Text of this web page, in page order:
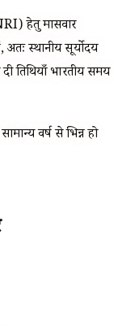
हेतु मासवार
अतः स्थानीय सूर्योदय
तिथियाँ भारतीय समय
वर्ष से भिन्न हो